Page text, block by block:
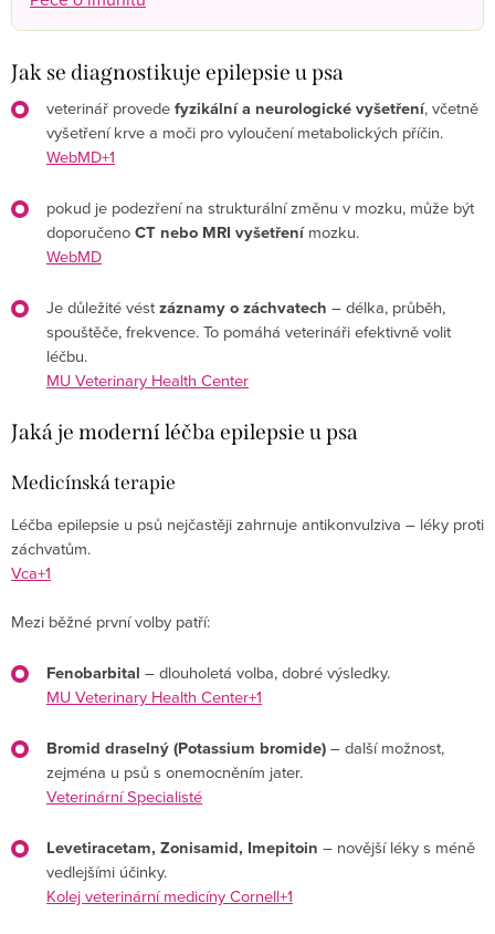
Jak se diagnostikuje epilepsie u psa
veterinář provedefyzikální a neurologické vyšetření, včetně
vyšetření krve a moči pro vyloučení metabolických příčin.
WebMD+1
pokud je podezření na strukturální změnu v mozku, může být
doporučenoCT nebo MRI vyšetřenímozku.
WebMD
Je důležité véstzáznamy o záchvatech – délka, průběh,
spouštěče, frekvence. To pomáhá veterináři efektivně volit
léčbu.
MU Veterinary Health Center
Jaká je moderní léčba epilepsie u psa
Medicínská terapie
Léčba epilepsie u psů nejčastěji zahrnuje antikonvulziva – léky proti
záchvatům.
Vca+1
Mezi běžné první volby patří:
Fenobarbital – dlouholetá volba, dobré výsledky.
MU Veterinary Health Center+1
Bromid draselný (Potassium bromide)– další možnost,
zejména u psů s onemocněním jater.
Veterinární Specialisté
Levetiracetam, Zonisamid, Imepitoin – novější léky s méně
vedlejšími účinky.
Kolej veterinární medicíny Cornell+1